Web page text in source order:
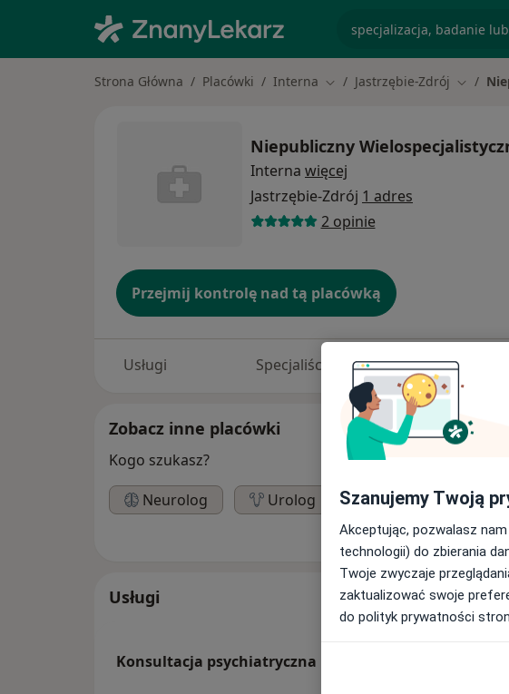
Strona Główna Placówki Interna Zmień miasto
Jastrzębie-Zdrój Zmień
Niepubliczny
Interna więcej
Jastrzębie-Zdrój 1 adres
2 opinie
Przejmij kontrolę nad tą placówką
Usługi Specjaliści Adresy
Zobacz inne placówki
Kogo szukasz?
Neurolog
Urolog
Usługi
Konsultacja psychiatryczna
Szanujemy Twoją
Akceptując, pozwalasz
technologii) do zbierania
Twoje zwyczaje
zaktualizować swoje
do polityk prywatności